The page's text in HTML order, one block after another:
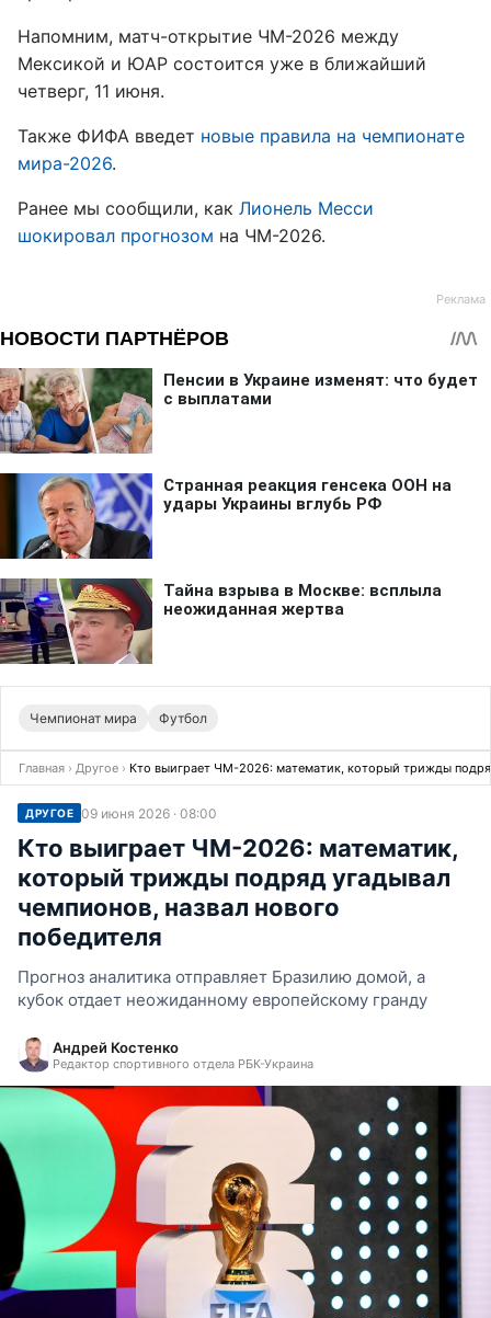
Напомним, матч-открытие ЧМ-2026 между
Мексикой и ЮАР состоится уже в ближайший
четверг, 11 июня.
Также ФИФА введет новые правила на чемпионате
мира-2026.
Ранее мы сообщили, как Лионель Месси
шокировал прогнозом на ЧМ-2026.
Чемпионат мира Футбол
Главная › Другое › Кто выиграет ЧМ-2026: математик, который трижды
ДРУГОЕ 09 июня 2026 · 08:00
Кто выиграет ЧМ-2026: математик,
который трижды подряд угадывал
чемпионов, назвал нового
победителя
Прогноз аналитика отправляет Бразилию домой, а
кубок отдает неожиданному европейскому гранду
Андрей Костенко
Редактор спортивного отдела РБК-Украина